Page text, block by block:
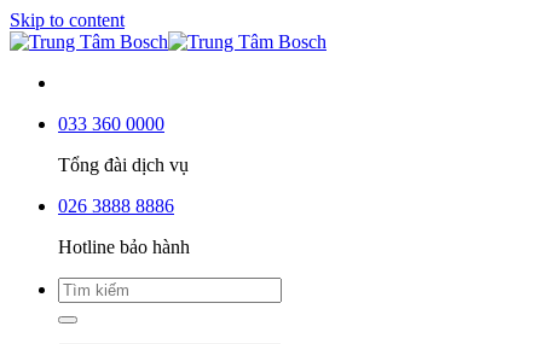
Skip to content
033 360 0000
Tổng đài dịch vụ
026 3888 8886
Hotline bảo hành